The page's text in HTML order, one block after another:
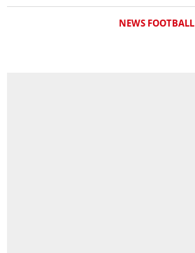
NEWS FOOTBALL